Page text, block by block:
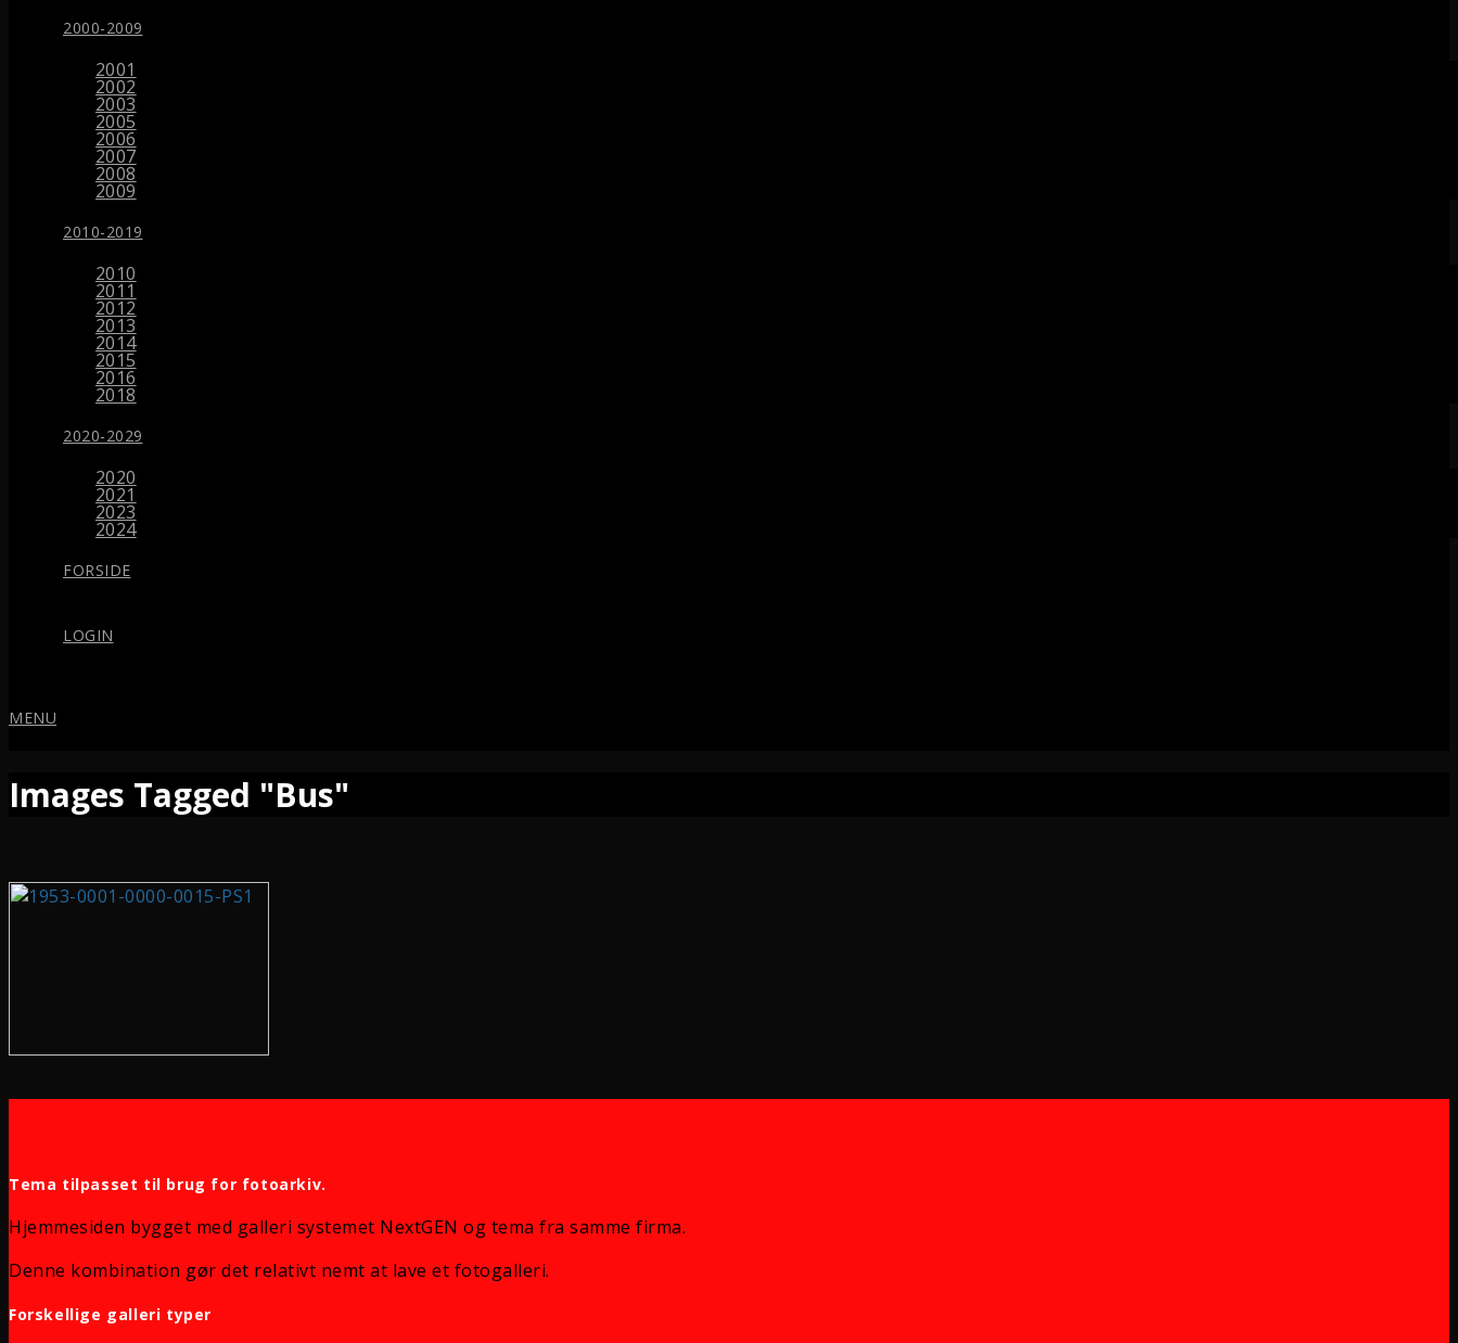
2000-2009
2001
2002
2003
2005
2006
2007
2008
2009
2010-2019
2010
2011
2012
2013
2014
2015
2016
2018
2020-2029
2020
2021
2023
2024
FORSIDE
LOGIN
MENU
Images Tagged "Bus"
Tema tilpasset til brug for fotoarkiv.
Hjemmesiden bygget med galleri systemet NextGEN og tema fra samme firma.
Denne kombination gør det relativt nemt at lave et fotogalleri.
Forskellige galleri typer